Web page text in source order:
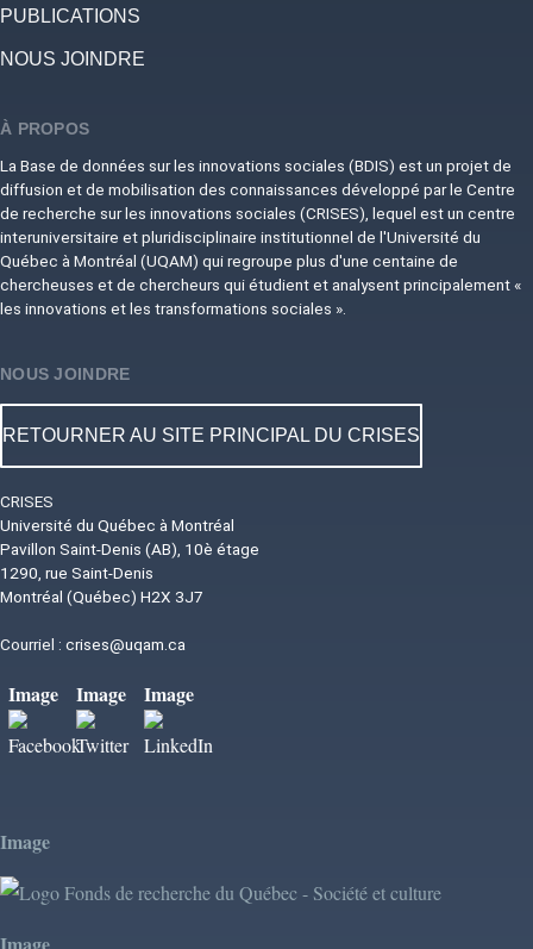
PUBLICATIONS
NOUS JOINDRE
À PROPOS
La Base de données sur les innovations sociales (BDIS) est un projet de
diffusion et de mobilisation des connaissances développé par le Centre
de recherche sur les innovations sociales (CRISES), lequel est un centre
interuniversitaire et pluridisciplinaire institutionnel de l'Université du
Québec à Montréal (UQAM) qui regroupe plus d'une centaine de
chercheuses et de chercheurs qui étudient et analysent principalement «
les innovations et les transformations sociales ».
NOUS JOINDRE
RETOURNER AU SITE PRINCIPAL DU CRISES
CRISES
Université du Québec à Montréal
Pavillon Saint-Denis (AB), 10è étage
1290, rue Saint-Denis
Montréal (Québec) H2X 3J7
Courriel : crises@uqam.ca
Image Image Image
Image
Image